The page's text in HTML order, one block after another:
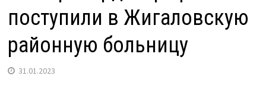
поступили в Жигаловскую
районную больницу
31.01.2023